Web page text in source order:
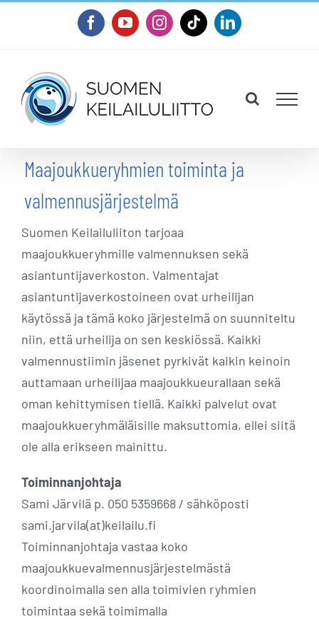
FacebookYouTubeInstagram
TiktokLinkedIn
Maajoukkueryhmien toiminta ja
valmennusjärjestelmä
Suomen Keilailuliiton tarjoaa
maajoukkueryhmille valmennuksen sekä
asiantuntijaverkoston. Valmentajat
asiantuntijaverkostoineen ovat urheilijan
käytössä ja tämä koko järjestelmä on suunniteltu
niin, että urheilija on sen keskiössä. Kaikki
valmennustiimin jäsenet pyrkivät kaikin keinoin
auttamaan urheilijaa maajoukkueurallaan sekä
oman kehittymisen tiellä. Kaikki palvelut ovat
maajoukkueryhmäläisille maksuttomia, ellei siitä
ole alla erikseen mainittu.
Toiminnanjohtaja
Sami Järvilä p. 050 5359668 / sähköposti
sami.jarvila(at)keilailu.fi
Toiminnanjohtaja vastaa koko
maajoukkuevalmennusjärjestelmästä
koordinoimalla sen alla toimivien ryhmien
toimintaa sekä toimimalla